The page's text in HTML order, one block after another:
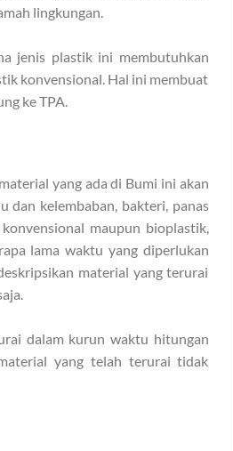
lingkungan.
jenis plastik ini membutuhkan
konvensional. Hal ini membuat
ke TPA.
yang ada di Bumi ini akan
dan kelembaban, bakteri, panas
maupun bioplastik,
lama waktu yang diperlukan
material yang terurai
dalam kurun waktu hitungan
yang telah terurai tidak